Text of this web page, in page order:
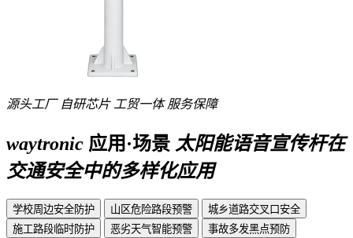
源头工厂 自研芯片 工贸一体 服务保障
waytronic 应用·场景 太阳能语音宣传杆在
交通安全中的多样化应用
学校周边安全防护 山区危险路段预警
城乡道路交叉口安全
施工路段临时防护
恶劣天气智能预警 事故多发黑点预防